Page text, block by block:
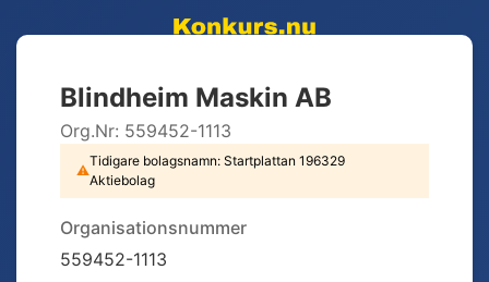
Blindheim Maskin AB
Org.Nr: 559452-1113
⚠
Tidigare bolagsnamn: Startplattan 196329
Aktiebolag
Organisationsnummer
559452-1113